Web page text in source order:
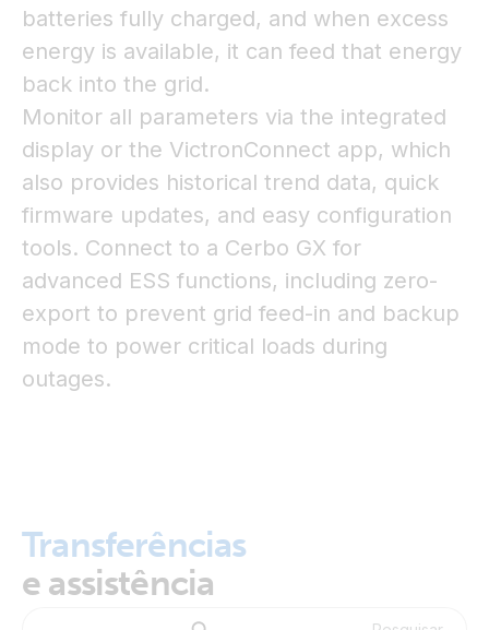
batteries fully charged, and when excess
energy is available, it can feed that energy
back into the grid.
Monitor all parameters via the integrated
display or the VictronConnect app, which
also provides historical trend data, quick
firmware updates, and easy configuration
tools. Connect to a Cerbo GX for
advanced ESS functions, including zero-
export to prevent grid feed-in and backup
mode to power critical loads during
outages.
Transferências
e assistência